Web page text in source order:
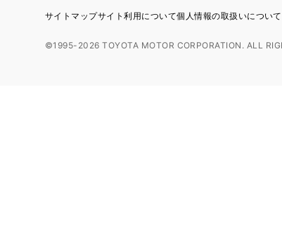
サイトマップサイト利用について個人情報の取扱いについて
©1995-2026 TOYOTA MOTOR CORPORATION. ALL